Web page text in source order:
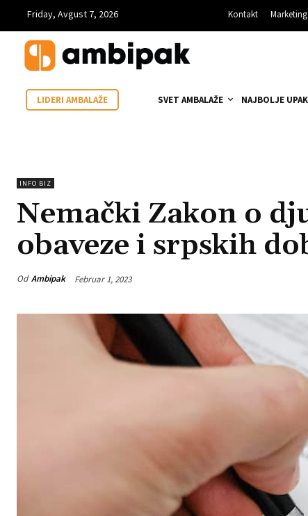
Friday, Avgust 7, 2026 Kontakt Marketing
LIDERI AMBALAŽE SVET AMBALAŽE NAJBOLJE
INFO BIZ
Nemački Zakon o
obaveze i srpskih
Od Ambipak Februar 1, 2023